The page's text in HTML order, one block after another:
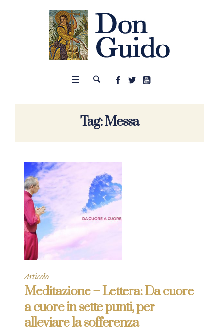
Tag:Messa
Articolo
Meditazione – Lettera: Da cuore
a cuore in sette punti, per
alleviare la sofferenza